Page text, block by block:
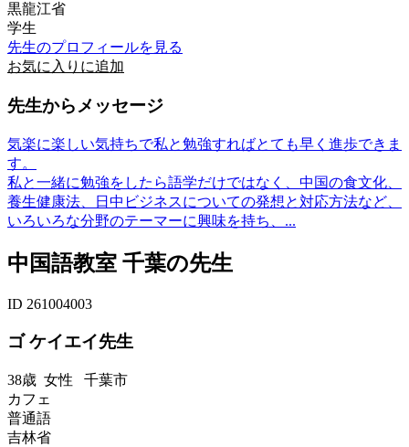
黒龍江省
学生
先生のプロフィールを見る
お気に入りに追加
先生からメッセージ
気楽に楽しい気持ちで私と勉強すればとても早く進歩できま
す。
私と一緒に勉強をしたら語学だけではなく、中国の食文化、
養生健康法、日中ビジネスについての発想と対応方法など、
いろいろな分野のテーマーに興味を持ち、...
中国語教室 千葉の先生
ID 261004003
ゴ ケイエイ先生
38歳 女性 千葉市
カフェ
普通語
吉林省